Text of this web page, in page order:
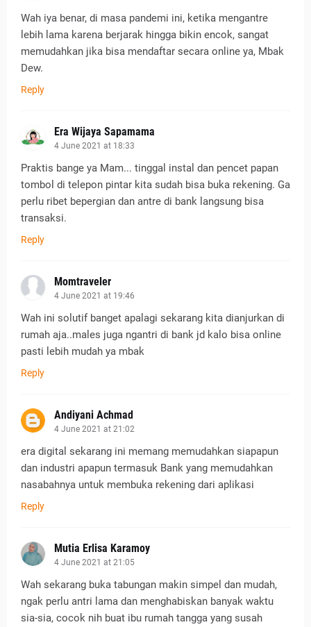
Wah iya benar, di masa pandemi ini, ketika mengantre
lebih lama karena berjarak hingga bikin encok, sangat
memudahkan jika bisa mendaftar secara online ya, Mbak
Dew.
Reply
Era Wijaya Sapamama
4 June 2021 at 18:33
Praktis bange ya Mam... tinggal instal dan pencet papan
tombol di telepon pintar kita sudah bisa buka rekening. Ga
perlu ribet bepergian dan antre di bank langsung bisa
transaksi.
Reply
Momtraveler
4 June 2021 at 19:46
Wah ini solutif banget apalagi sekarang kita dianjurkan di
rumah aja..males juga ngantri di bank jd kalo bisa online
pasti lebih mudah ya mbak
Reply
Andiyani Achmad
4 June 2021 at 21:02
era digital sekarang ini memang memudahkan siapapun
dan industri apapun termasuk Bank yang memudahkan
nasabahnya untuk membuka rekening dari aplikasi
Reply
Mutia Erlisa Karamoy
4 June 2021 at 21:05
Wah sekarang buka tabungan makin simpel dan mudah,
ngak perlu antri lama dan menghabiskan banyak waktu
sia-sia, cocok nih buat ibu rumah tangga yang susah